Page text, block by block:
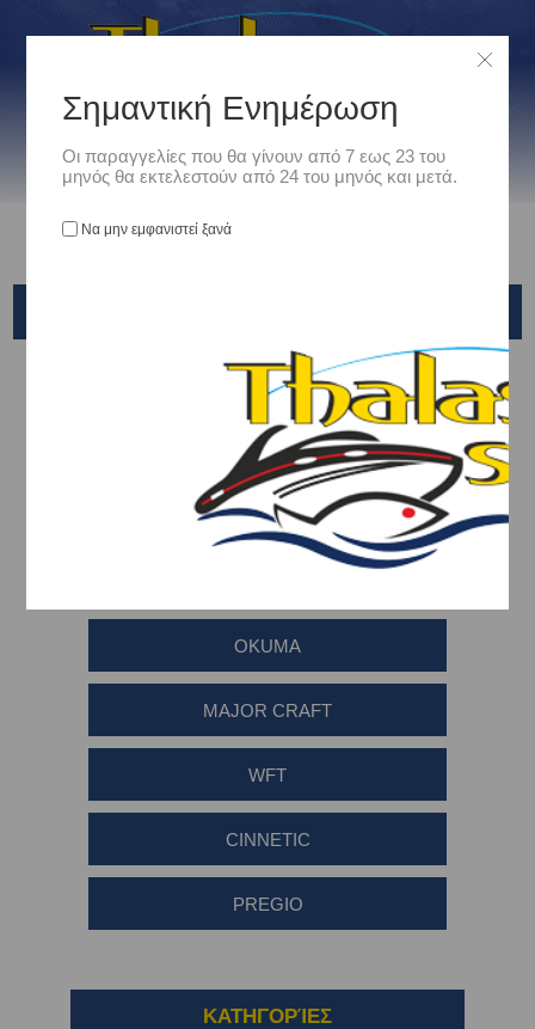
ΚΑΛΑΜΙΑ ΨΑΡΕΜΑΤΟΣ / Light Rock Fishing
RYOBI
ROBINSON
OKUMA
MAJOR CRAFT
WFT
CINNETIC
PREGIO
ΚΑΤΗΓΟΡΊΕΣ
Σημαντική Ενημέρωση
Οι παραγγελίες που θα γίνουν από 7 εως 23 του
μηνός θα εκτελεστούν από 24 του μηνός και μετά.
Να μην εμφανιστεί ξανά